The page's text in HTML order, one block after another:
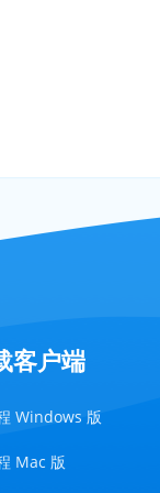
客户端
Windows 版
Mac 版